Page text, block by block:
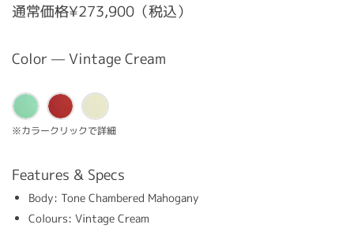
通常価格¥273,900（税込）
Color — Vintage Cream
※カラークリックで詳細
Features & Specs
Body: Tone Chambered Mahogany
Colours: Vintage Cream